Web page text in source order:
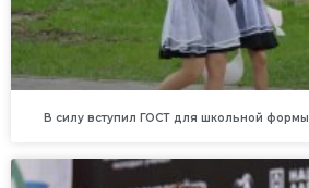
В силу вступил ГОСТ для школьной формы